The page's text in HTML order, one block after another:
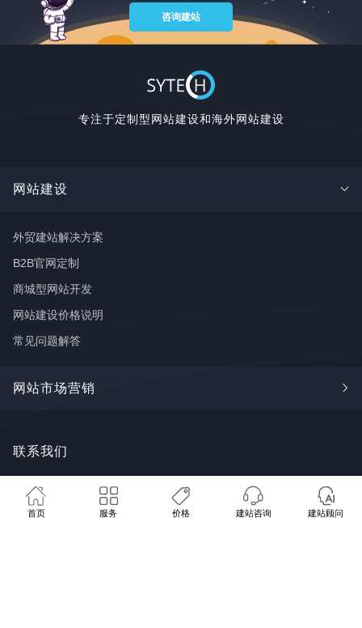
咨询建站
专注于定制型网站建设和海外网站建设
网站建设
外贸建站解决方案
B2B官网定制
商城型网站开发
网站建设价格说明
常见问题解答
网站市场营销
FaceBook推广
推广学堂
联系我们
广州市番禺区钟村街道长华创意谷18
栋8~9号
首页 服务 价格 建站咨询 建站顾问